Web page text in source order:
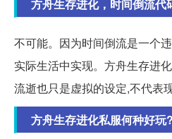
方舟生存进化，时间倒流代
不可能。因为时间倒流是一个
实际生活中实现。方舟生存进
流逝也只是虚拟的设定,不代表
方舟生存进化私服何种好玩?